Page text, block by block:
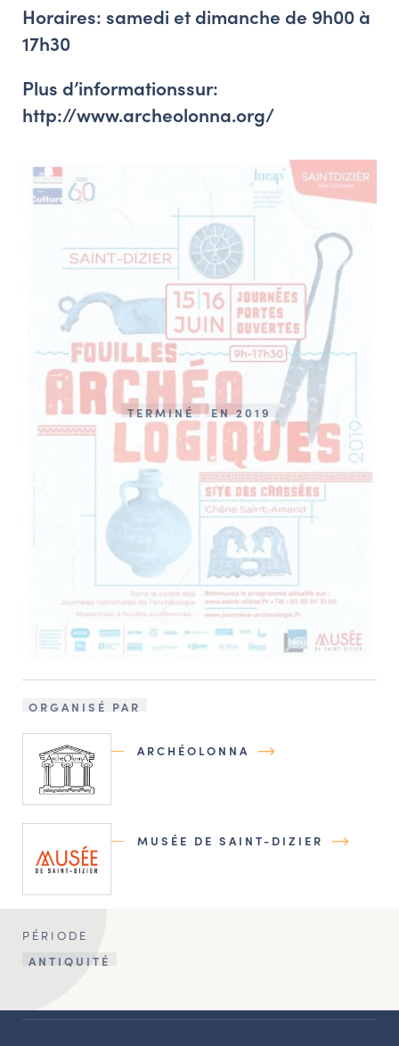
Horaires: samedi et dimanche de 9h00 à
17h30
Plus d’informationssur:
http://www.archeolonna.org/
TERMINÉ EN 2019
ORGANISÉ PAR
ARCHÉOLONNA
MUSÉE DE SAINT-DIZIER
PÉRIODE
ANTIQUITÉ